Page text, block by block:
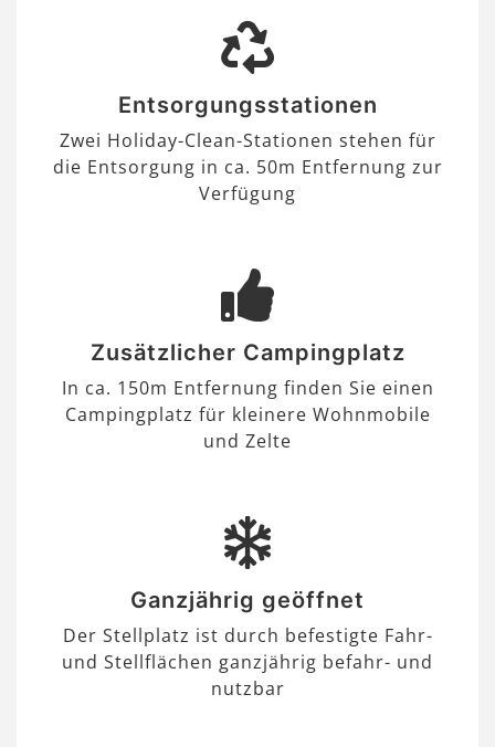
Entsorgungsstationen
Zwei Holiday-Clean-Stationen stehen für
die Entsorgung in ca. 50m Entfernung zur
Verfügung
Zusätzlicher Campingplatz
In ca. 150m Entfernung finden Sie einen
Campingplatz für kleinere Wohnmobile
und Zelte
Ganzjährig geöffnet
Der Stellplatz ist durch befestigte Fahr-
und Stellflächen ganzjährig befahr- und
nutzbar